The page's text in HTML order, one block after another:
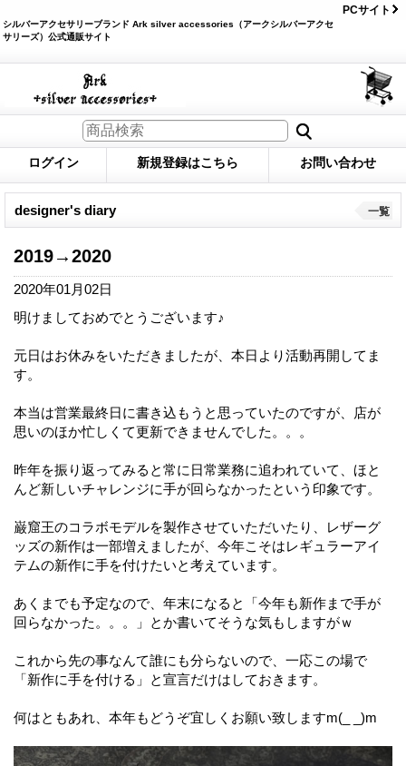
シルバーアクセサリーブランド Ark silver accessories（アークシルバーアクセ
サリーズ）公式通販サイト
PCサイト
ログイン 新規登録はこちら お問い合わせ
designer's diary 一覧
2019→2020
2020年01月02日
明けましておめでとうございます♪
元日はお休みをいただきましたが、本日より活動再開してま
す。
本当は営業最終日に書き込もうと思っていたのですが、店が
思いのほか忙しくて更新できませんでした。。。
昨年を振り返ってみると常に日常業務に追われていて、ほと
んど新しいチャレンジに手が回らなかったという印象です。
巌窟王のコラボモデルを製作させていただいたり、レザーグ
ッズの新作は一部増えましたが、今年こそはレギュラーアイ
テムの新作に手を付けたいと考えています。
あくまでも予定なので、年末になると「今年も新作まで手が
回らなかった。。。」とか書いてそうな気もしますがｗ
これから先の事なんて誰にも分らないので、一応この場で
「新作に手を付ける」と宣言だけはしておきます。
何はともあれ、本年もどうぞ宜しくお願い致しますm(_ _)m